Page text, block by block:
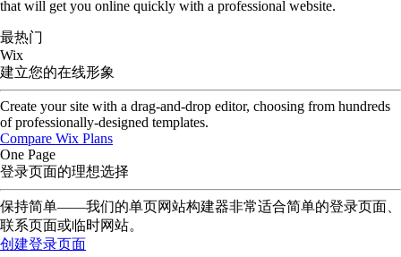
that will get you online quickly with a professional website.
最热门
Wix
建立您的在线形象
Create your site with a drag-and-drop editor, choosing from hundreds
of professionally-designed templates.
Compare Wix Plans
One Page
登录页面的理想选择
保持简单——我们的单页网站构建器非常适合简单的登录页面、
联系页面或临时网站。
创建登录页面